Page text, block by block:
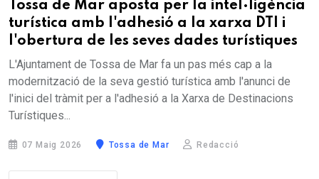
Tossa de Mar aposta per la intel·ligència
turística amb l'adhesió a la xarxa DTI i
l'obertura de les seves dades turístiques
L'Ajuntament de Tossa de Mar fa un pas més cap a la
modernització de la seva gestió turística amb l'anunci de
l'inici del tràmit per a l'adhesió a la Xarxa de Destinacions
Turístiques...
07 Maig 2026 Tossa de Mar Redacció